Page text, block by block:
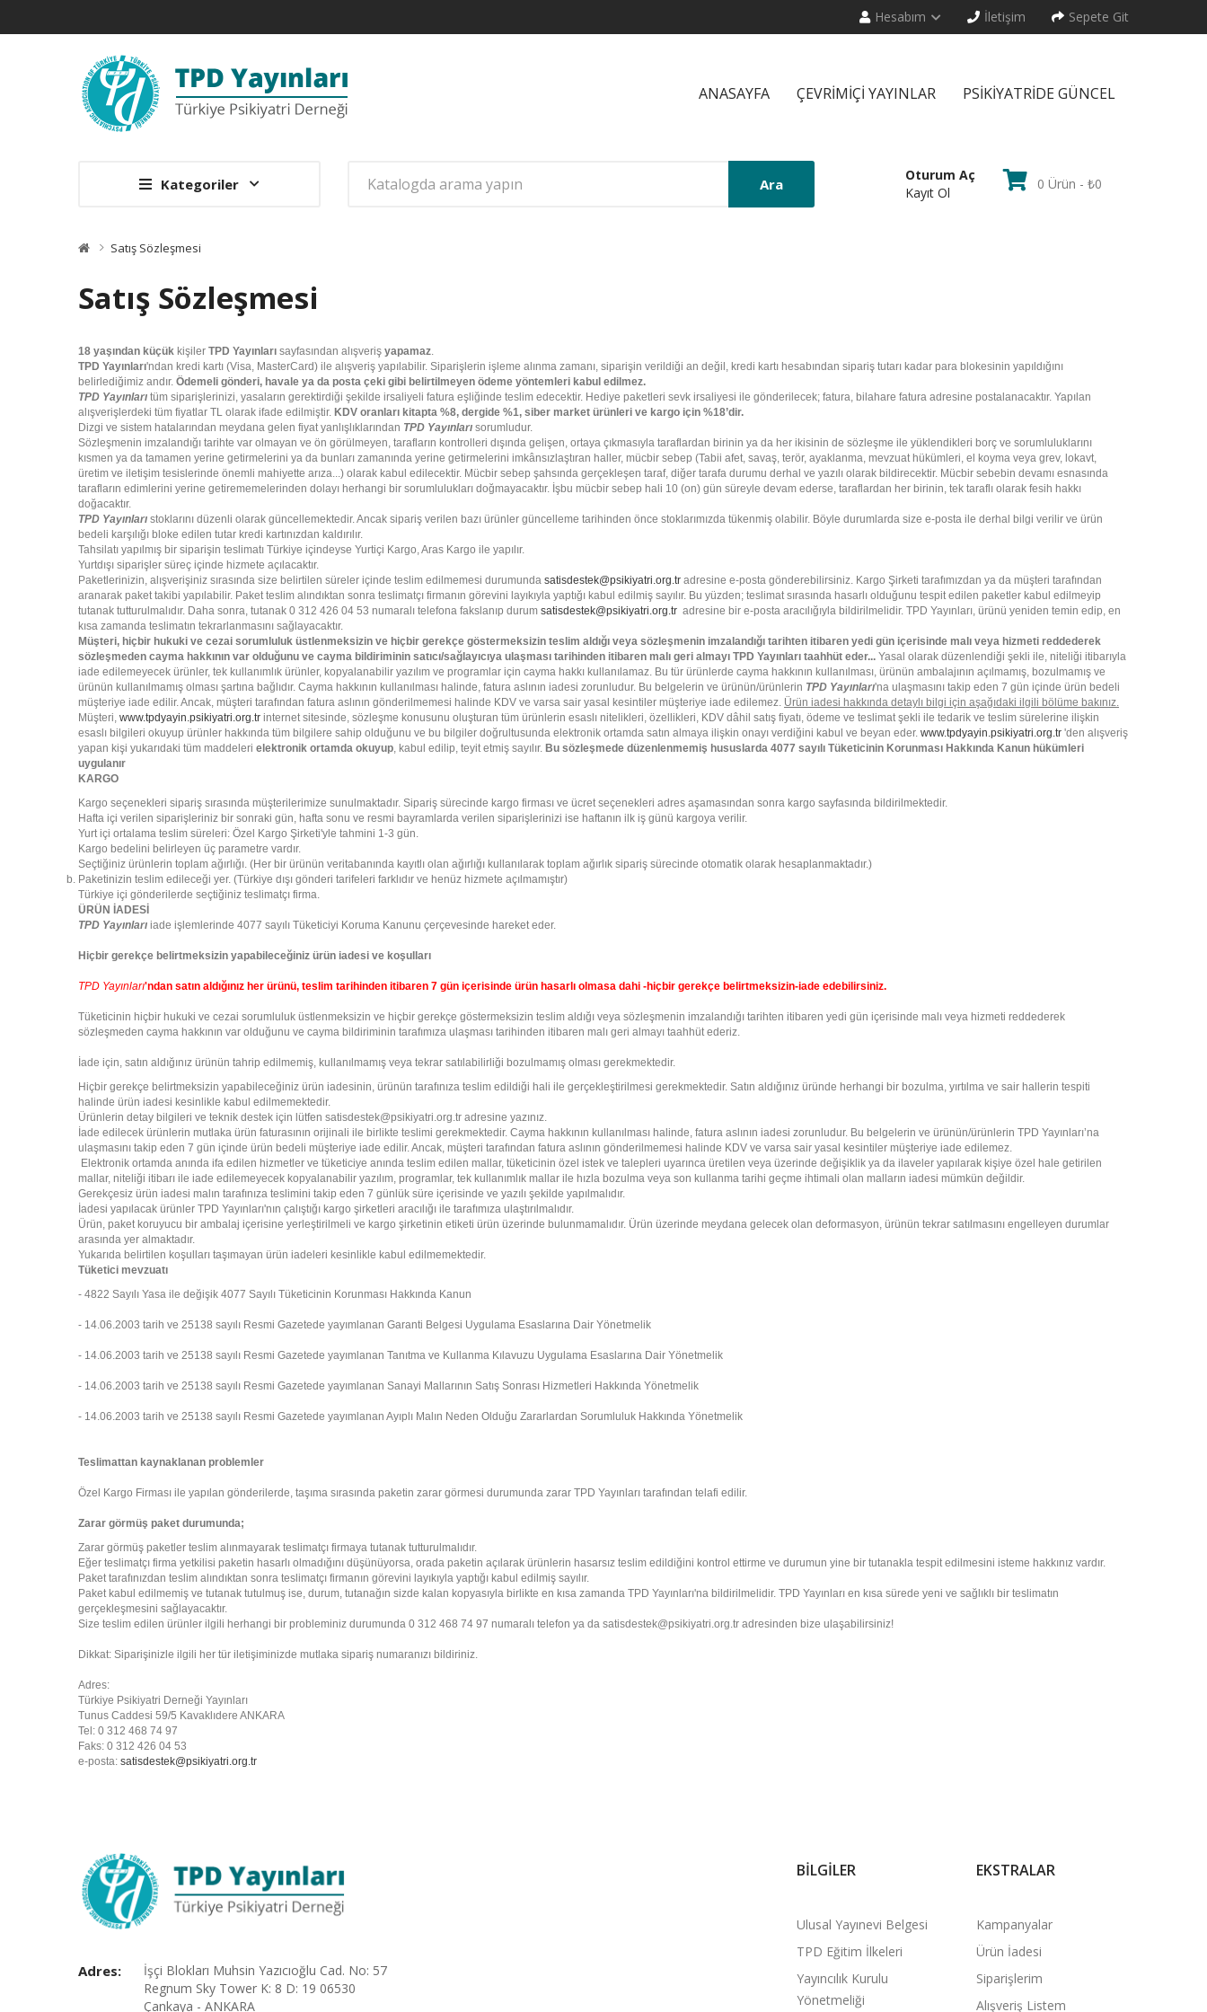
Hesabım İletişim Sepete Git
ANASAYFA ÇEVRIMIÇI YAYINLAR PSİKİYATRİDE GÜNCEL
Kategoriler Ara
Oturum Aç
Kayıt Ol
0 Ürün - ₺0
Satış Sözleşmesi
Satış Sözleşmesi
18 yaşından küçük kişiler TPD Yayınları sayfasından alışveriş yapamaz.
TPD Yayınları'ndan kredi kartı (Visa, MasterCard) ile alışveriş yapılabilir. Siparişlerin işleme alınma zamanı, siparişin verildiği an değil, kredi kartı hesabından sipariş tutarı kadar para blokesinin yapıldığını
belirlediğimiz andır. Ödemeli gönderi, havale ya da posta çeki gibi belirtilmeyen ödeme yöntemleri kabul edilmez.
TPD Yayınları tüm siparişlerinizi, yasaların gerektirdiği şekilde irsaliyeli fatura eşliğinde teslim edecektir. Hediye paketleri sevk irsaliyesi ile gönderilecek; fatura, bilahare fatura adresine postalanacaktır. Yapılan
alışverişlerdeki tüm fiyatlar TL olarak ifade edilmiştir. KDV oranları kitapta %8, dergide %1, siber market ürünleri ve kargo için %18’dir.
Dizgi ve sistem hatalarından meydana gelen fiyat yanlışlıklarından TPD Yayınları sorumludur.
Sözleşmenin imzalandığı tarihte var olmayan ve ön görülmeyen, tarafların kontrolleri dışında gelişen, ortaya çıkmasıyla taraflardan birinin ya da her ikisinin de sözleşme ile yüklendikleri borç ve sorumluluklarını
kısmen ya da tamamen yerine getirmelerini ya da bunları zamanında yerine getirmelerini imkânsızlaştıran haller, mücbir sebep (Tabii afet, savaş, terör, ayaklanma, mevzuat hükümleri, el koyma veya grev, lokavt,
üretim ve iletişim tesislerinde önemli mahiyette arıza...) olarak kabul edilecektir. Mücbir sebep şahsında gerçekleşen taraf, diğer tarafa durumu derhal ve yazılı olarak bildirecektir. Mücbir sebebin devamı esnasında
tarafların edimlerini yerine getirememelerinden dolayı herhangi bir sorumlulukları doğmayacaktır. İşbu mücbir sebep hali 10 (on) gün süreyle devam ederse, taraflardan her birinin, tek taraflı olarak fesih hakkı
doğacaktır.
TPD Yayınları stoklarını düzenli olarak güncellemektedir. Ancak sipariş verilen bazı ürünler güncelleme tarihinden önce stoklarımızda tükenmiş olabilir. Böyle durumlarda size e-posta ile derhal bilgi verilir ve ürün
bedeli karşılığı bloke edilen tutar kredi kartınızdan kaldırılır.
Tahsilatı yapılmış bir siparişin teslimatı Türkiye içindeyse Yurtiçi Kargo, Aras Kargo ile yapılır.
Yurtdışı siparişler süreç içinde hizmete açılacaktır.
Paketlerinizin, alışverişiniz sırasında size belirtilen süreler içinde teslim edilmemesi durumunda satisdestek@psikiyatri.org.tr adresine e-posta gönderebilirsiniz. Kargo Şirketi tarafımızdan ya da müşteri tarafından
aranarak paket takibi yapılabilir. Paket teslim alındıktan sonra teslimatçı firmanın görevini layıkıyla yaptığı kabul edilmiş sayılır. Bu yüzden; teslimat sırasında hasarlı olduğunu tespit edilen paketler kabul edilmeyip
tutanak tutturulmalıdır. Daha sonra, tutanak 0 312 426 04 53 numaralı telefona fakslanıp durum satisdestek@psikiyatri.org.tr adresine bir e-posta aracılığıyla bildirilmelidir. TPD Yayınları, ürünü yeniden temin edip, en
kısa zamanda teslimatın tekrarlanmasını sağlayacaktır.
Müşteri, hiçbir hukuki ve cezai sorumluluk üstlenmeksizin ve hiçbir gerekçe göstermeksizin teslim aldığı veya sözleşmenin imzalandığı tarihten itibaren yedi gün içerisinde malı veya hizmeti reddederek
sözleşmeden cayma hakkının var olduğunu ve cayma bildiriminin satıcı/sağlayıcıya ulaşması tarihinden itibaren malı geri almayı TPD Yayınları taahhüt eder... Yasal olarak düzenlendiği şekli ile, niteliği itibarıyla
iade edilemeyecek ürünler, tek kullanımlık ürünler, kopyalanabilir yazılım ve programlar için cayma hakkı kullanılamaz. Bu tür ürünlerde cayma hakkının kullanılması, ürünün ambalajının açılmamış, bozulmamış ve
ürünün kullanılmamış olması şartına bağlıdır. Cayma hakkının kullanılması halinde, fatura aslının iadesi zorunludur. Bu belgelerin ve ürünün/ürünlerin TPD Yayınları'na ulaşmasını takip eden 7 gün içinde ürün bedeli
müşteriye iade edilir. Ancak, müşteri tarafından fatura aslının gönderilmemesi halinde KDV ve varsa sair yasal kesintiler müşteriye iade edilemez. Ürün iadesi hakkında detaylı bilgi için aşağıdaki ilgili bölüme bakınız.
Müşteri, www.tpdyayin.psikiyatri.org.tr internet sitesinde, sözleşme konusunu oluşturan tüm ürünlerin esaslı nitelikleri, özellikleri, KDV dâhil satış fiyatı, ödeme ve teslimat şekli ile tedarik ve teslim sürelerine ilişkin
esaslı bilgileri okuyup ürünler hakkında tüm bilgilere sahip olduğunu ve bu bilgiler doğrultusunda elektronik ortamda satın almaya ilişkin onayı verdiğini kabul ve beyan eder. www.tpdyayin.psikiyatri.org.tr 'den alışveriş
yapan kişi yukarıdaki tüm maddeleri elektronik ortamda okuyup, kabul edilip, teyit etmiş sayılır. Bu sözleşmede düzenlenmemiş hususlarda 4077 sayılı Tüketicinin Korunması Hakkında Kanun hükümleri
uygulanır
KARGO
Kargo seçenekleri sipariş sırasında müşterilerimize sunulmaktadır. Sipariş sürecinde kargo firması ve ücret seçenekleri adres aşamasından sonra kargo sayfasında bildirilmektedir.
Hafta içi verilen siparişleriniz bir sonraki gün, hafta sonu ve resmi bayramlarda verilen siparişlerinizi ise haftanın ilk iş günü kargoya verilir.
Yurt içi ortalama teslim süreleri: Özel Kargo Şirketi'yle tahmini 1-3 gün.
Kargo bedelini belirleyen üç parametre vardır.
Seçtiğiniz ürünlerin toplam ağırlığı. (Her bir ürünün veritabanında kayıtlı olan ağırlığı kullanılarak toplam ağırlık sipariş sürecinde otomatik olarak hesaplanmaktadır.)
Paketinizin teslim edileceği yer. (Türkiye dışı gönderi tarifeleri farklıdır ve henüz hizmete açılmamıştır)
Türkiye içi gönderilerde seçtiğiniz teslimatçı firma.
ÜRÜN İADESİ
TPD Yayınları iade işlemlerinde 4077 sayılı Tüketiciyi Koruma Kanunu çerçevesinde hareket eder.
Hiçbir gerekçe belirtmeksizin yapabileceğiniz ürün iadesi ve koşulları
TPD Yayınları'ndan satın aldığınız her ürünü, teslim tarihinden itibaren 7 gün içerisinde ürün hasarlı olmasa dahi -hiçbir gerekçe belirtmeksizin-iade edebilirsiniz.
Tüketicinin hiçbir hukuki ve cezai sorumluluk üstlenmeksizin ve hiçbir gerekçe göstermeksizin teslim aldığı veya sözleşmenin imzalandığı tarihten itibaren yedi gün içerisinde malı veya hizmeti reddederek
sözleşmeden cayma hakkının var olduğunu ve cayma bildiriminin tarafımıza ulaşması tarihinden itibaren malı geri almayı taahhüt ederiz.
İade için, satın aldığınız ürünün tahrip edilmemiş, kullanılmamış veya tekrar satılabilirliği bozulmamış olması gerekmektedir.
Hiçbir gerekçe belirtmeksizin yapabileceğiniz ürün iadesinin, ürünün tarafınıza teslim edildiği hali ile gerçekleştirilmesi gerekmektedir. Satın aldığınız üründe herhangi bir bozulma, yırtılma ve sair hallerin tespiti
halinde ürün iadesi kesinlikle kabul edilmemektedir.
Ürünlerin detay bilgileri ve teknik destek için lütfen satisdestek@psikiyatri.org.tr adresine yazınız.
İade edilecek ürünlerin mutlaka ürün faturasının orijinali ile birlikte teslimi gerekmektedir. Cayma hakkının kullanılması halinde, fatura aslının iadesi zorunludur. Bu belgelerin ve ürünün/ürünlerin TPD Yayınları’na
ulaşmasını takip eden 7 gün içinde ürün bedeli müşteriye iade edilir. Ancak, müşteri tarafından fatura aslının gönderilmemesi halinde KDV ve varsa sair yasal kesintiler müşteriye iade edilemez.
Elektronik ortamda anında ifa edilen hizmetler ve tüketiciye anında teslim edilen mallar, tüketicinin özel istek ve talepleri uyarınca üretilen veya üzerinde değişiklik ya da ilaveler yapılarak kişiye özel hale getirilen
mallar, niteliği itibarı ile iade edilemeyecek kopyalanabilir yazılım, programlar, tek kullanımlık mallar ile hızla bozulma veya son kullanma tarihi geçme ihtimali olan malların iadesi mümkün değildir.
Gerekçesiz ürün iadesi malın tarafınıza teslimini takip eden 7 günlük süre içerisinde ve yazılı şekilde yapılmalıdır.
İadesi yapılacak ürünler TPD Yayınları'nın çalıştığı kargo şirketleri aracılığı ile tarafımıza ulaştırılmalıdır.
Ürün, paket koruyucu bir ambalaj içerisine yerleştirilmeli ve kargo şirketinin etiketi ürün üzerinde bulunmamalıdır. Ürün üzerinde meydana gelecek olan deformasyon, ürünün tekrar satılmasını engelleyen durumlar
arasında yer almaktadır.
Yukarıda belirtilen koşulları taşımayan ürün iadeleri kesinlikle kabul edilmemektedir.
Tüketici mevzuatı
- 4822 Sayılı Yasa ile değişik 4077 Sayılı Tüketicinin Korunması Hakkında Kanun
- 14.06.2003 tarih ve 25138 sayılı Resmi Gazetede yayımlanan Garanti Belgesi Uygulama Esaslarına Dair Yönetmelik
- 14.06.2003 tarih ve 25138 sayılı Resmi Gazetede yayımlanan Tanıtma ve Kullanma Kılavuzu Uygulama Esaslarına Dair Yönetmelik
- 14.06.2003 tarih ve 25138 sayılı Resmi Gazetede yayımlanan Sanayi Mallarının Satış Sonrası Hizmetleri Hakkında Yönetmelik
- 14.06.2003 tarih ve 25138 sayılı Resmi Gazetede yayımlanan Ayıplı Malın Neden Olduğu Zararlardan Sorumluluk Hakkında Yönetmelik
Teslimattan kaynaklanan problemler
Özel Kargo Firması ile yapılan gönderilerde, taşıma sırasında paketin zarar görmesi durumunda zarar TPD Yayınları tarafından telafi edilir.
Zarar görmüş paket durumunda;
Zarar görmüş paketler teslim alınmayarak teslimatçı firmaya tutanak tutturulmalıdır.
Eğer teslimatçı firma yetkilisi paketin hasarlı olmadığını düşünüyorsa, orada paketin açılarak ürünlerin hasarsız teslim edildiğini kontrol ettirme ve durumun yine bir tutanakla tespit edilmesini isteme hakkınız vardır.
Paket tarafınızdan teslim alındıktan sonra teslimatçı firmanın görevini layıkıyla yaptığı kabul edilmiş sayılır.
Paket kabul edilmemiş ve tutanak tutulmuş ise, durum, tutanağın sizde kalan kopyasıyla birlikte en kısa zamanda TPD Yayınları'na bildirilmelidir. TPD Yayınları en kısa sürede yeni ve sağlıklı bir teslimatın
gerçekleşmesini sağlayacaktır.
Size teslim edilen ürünler ilgili herhangi bir probleminiz durumunda 0 312 468 74 97 numaralı telefon ya da satisdestek@psikiyatri.org.tr adresinden bize ulaşabilirsiniz!
Dikkat: Siparişinizle ilgili her tür iletişiminizde mutlaka sipariş numaranızı bildiriniz.
Adres:
Türkiye Psikiyatri Derneği Yayınları
Tunus Caddesi 59/5 Kavaklıdere ANKARA
Tel: 0 312 468 74 97
Faks: 0 312 426 04 53
e-posta: satisdestek@psikiyatri.org.tr
Adres:
İşçi Blokları Muhsin Yazıcıoğlu Cad. No: 57
Regnum Sky Tower K: 8 D: 19 06530
Çankaya - ANKARA
BILGILER
Ulusal Yayınevi Belgesi
TPD Eğitim İlkeleri
Yayıncılık Kurulu
Yönetmeliği
EKSTRALAR
Kampanyalar
Ürün İadesi
Siparişlerim
Alışveriş Listem